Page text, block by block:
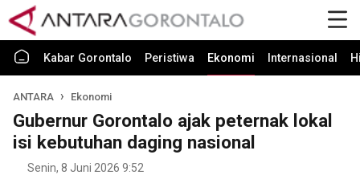
Kabar Gorontalo Peristiwa Ekonomi Internasional
ANTARA Ekonomi
Gubernur Gorontalo ajak peternak lokal
isi kebutuhan daging nasional
Senin, 8 Juni 2026 9:52